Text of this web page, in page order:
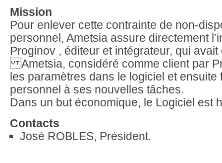
Mission
Pour enlever cette contrainte de non-
personnel, Ametsia assure directement
Proginov , éditeur et intégrateur, qui avait
Ametsia, considéré comme client par
les paramètres dans le logiciel et ensuite
personnel à ses nouvelles tâches.
Dans un but économique, le Logiciel est
Contacts
José ROBLES, Président.